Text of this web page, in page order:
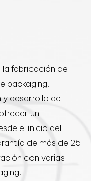
fabricación de
packaging.
desarrollo de
un
el inicio del
de más de 25
con varias